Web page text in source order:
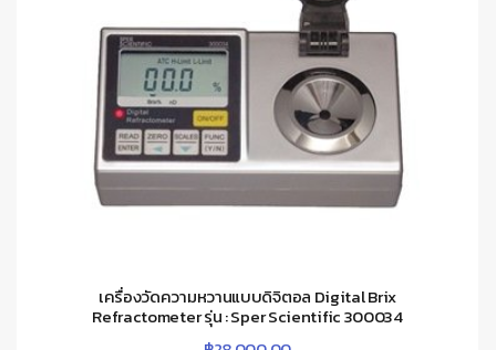
เครื่องวัดความหวานแบบดิจิตอล Digital Brix
Refractometer รุ่น : Sper Scientific 300034